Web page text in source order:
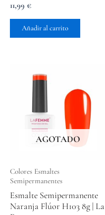
Valorado
con
5.00
de 5
11,99 €
Añadir al carrito
AGOTADO
Colores Esmaltes
Semipermanentes
Esmalte Semipermanente
Naranja Flúor H103 8g | La